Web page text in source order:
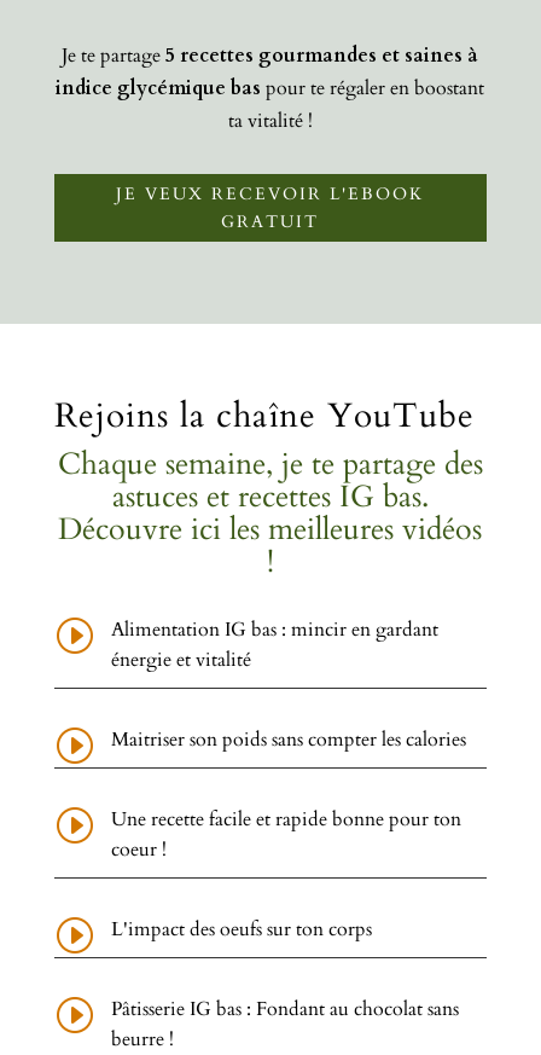
Je te partage5 recettes gourmandes et saines à
indice glycémique bas pour te régaler en boostant
ta vitalité !
JE VEUX RECEVOIR L'EBOOK
GRATUIT
Rejoins la chaîne YouTube
Chaque semaine, je te partage des
astuces et recettes IG bas.
Découvre ici les meilleures vidéos
!
I
Alimentation IG bas : mincir en gardant
énergie et vitalité
I Maitriser son poids sans compter les calories
I
Une recette facile et rapide bonne pour ton
coeur !
I L'impact des oeufs sur ton corps
I
Pâtisserie IG bas : Fondant au chocolat sans
beurre !